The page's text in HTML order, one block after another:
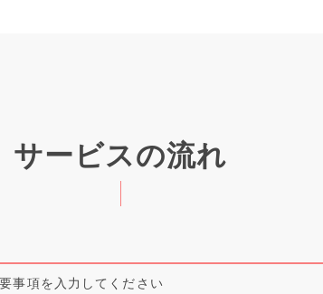
サービスの流れ
事項を入力してください